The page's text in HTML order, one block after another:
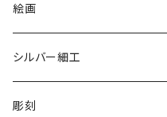
リバーシブル エコバッグ
絵画
シルバー細工
彫刻